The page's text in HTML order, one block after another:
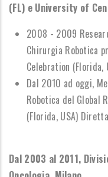
(FL) e University of
2008 - 2009
Chirurgia Robotica
Celebration
Dal 2010 ad oggi,
Robotica del Global
(Florida, USA)
Dal 2003 al 2011,